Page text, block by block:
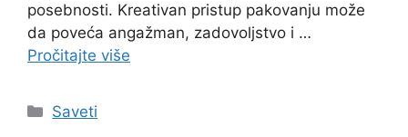
posebnosti. Kreativan pristup pakovanju može
da poveća angažman, zadovoljstvo i …
Pročitajte više
Categories
Saveti